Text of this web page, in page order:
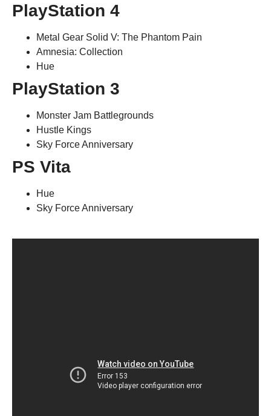
PlayStation 4
Metal Gear Solid V: The Phantom Pain
Amnesia: Collection
Hue
PlayStation 3
Monster Jam Battlegrounds
Hustle Kings
Sky Force Anniversary
PS Vita
Hue
Sky Force Anniversary